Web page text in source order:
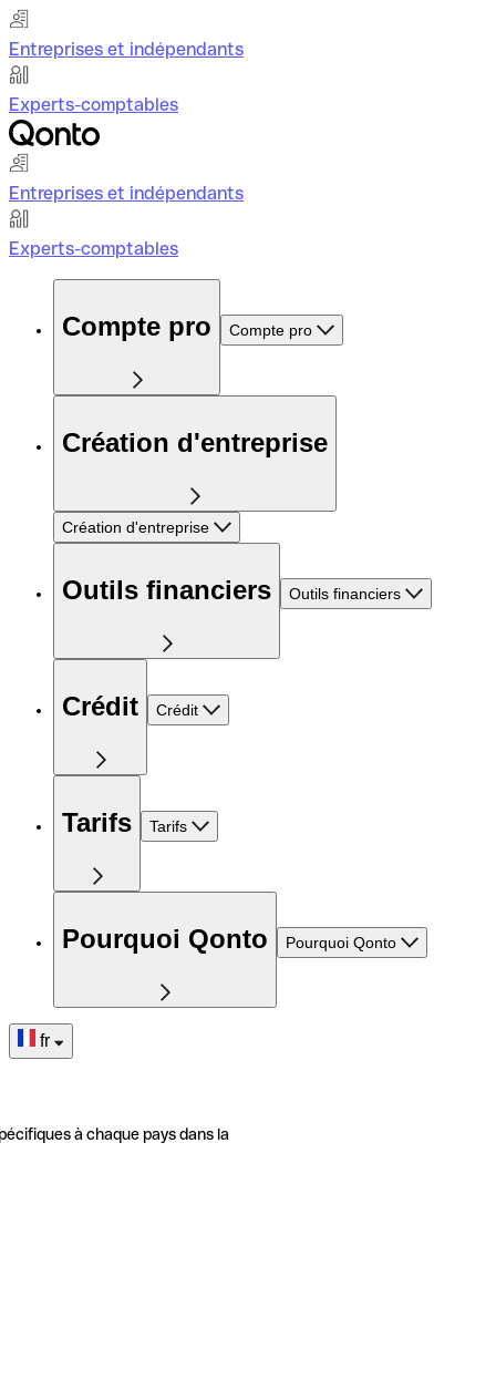
Entreprises et indépendants
Experts-comptables
Entreprises et indépendants
Experts-comptables
Compte pro Compte pro
Création d'entreprise
Création d'entreprise
Outils financiers Outils financiers
Crédit Crédit
Tarifs Tarifs
Pourquoi Qonto Pourquoi Qonto
fr
à chaque pays dans la